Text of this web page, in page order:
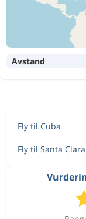
Avstand
Fly til Cuba
Fly til Santa Clara